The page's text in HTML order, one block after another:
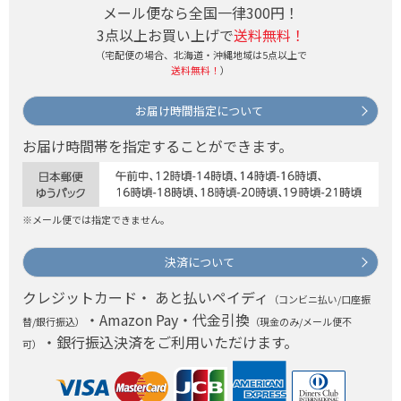
メール便なら全国一律300円！
3点以上お買い上げで送料無料！
（宅配便の場合、北海道・沖縄地域は5点以上で
送料無料！ ）
お届け時間指定について
お届け時間帯を指定することができます。
※メール便では指定できません。
決済について
クレジットカード・ あと払いペイディ
（コンビニ払い/口座振
替/銀行振込）
・Amazon Pay・代金引換 （現金のみ/メール便不
可）
・銀行振込決済をご利用いただけます。